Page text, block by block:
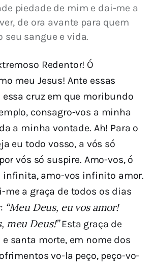
piedade de mim e dai-me a
de ora avante para quem
seu sangue e vida.
Redentor! Ó
meu Jesus! Ante essas
essa cruz em que moribundo
consagro-vos a minha
a minha vontade. Ah! Para o
eu todo vosso, a vós só
vós só suspire. Amo-vos, ó
infinita, amo-vos infinito amor.
me a graça de todos os dias
“Meu Deus, eu vos amor!
meu Deus!”Esta graça de
santa morte, em nome dos
vo-la peço, peço-vo-